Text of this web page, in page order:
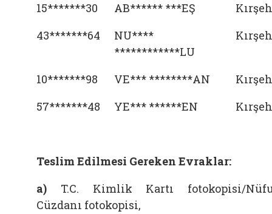
15*******30
AB****** ***EŞ
43*******64
NU****
************LU
10*******98 VE*** ********AN
57*******48
YE*** ******EN
Teslim Edilmesi Gereken Evraklar:
a) T.C. Kimlik Kartı fotokopisi/
Cüzdanı fotokopisi,